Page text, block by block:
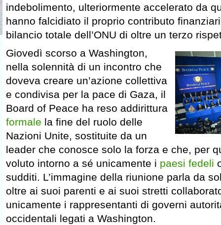
indebolimento, ulteriormente accelerato da
hanno falcidiato il proprio contributo
bilancio totale dell’ONU di oltre un terzo
Giovedì scorso a Washington,
nella solennità di un incontro che
doveva creare un’azione collettiva
e condivisa per la pace di Gaza, il
Board of Peace ha reso addirittura
formale la fine del ruolo delle
Nazioni Unite, sostituite da un
leader che conosce solo la forza e che, per
voluto intorno a sé unicamente i paesi fedeli
sudditi. L’immagine della riunione parla da
oltre ai suoi parenti e ai suoi stretti
unicamente i rappresentanti di governi
occidentali legati a Washington.